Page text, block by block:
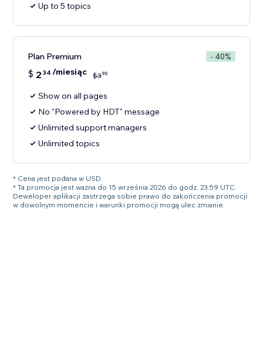
Up to 5 topics
Plan Premium - 40%
$ 2 34 /miesiąc $390
Show on all pages
No "Powered by HDT" message
Unlimited support managers
Unlimited topics
* Cena jest podana w USD.
* Ta promocja jest ważna do 15 września 2026 do godz. 23:59 UTC.
Deweloper aplikacji zastrzega sobie prawo do zakończenia promocji
w dowolnym momencie i warunki promocji mogą ulec zmianie.